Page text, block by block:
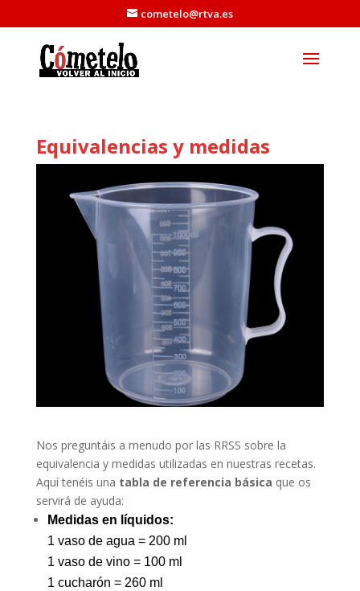
cometelo@rtva.es
Equivalencias y medidas
Nos preguntáis a menudo por las RRSS sobre la
equivalencia y medidas utilizadas en nuestras recetas.
Aquí tenéis una tabla de referencia básica que os
servirá de ayuda:
Medidas en líquidos:
1 vaso de agua = 200 ml
1 vaso de vino = 100 ml
1 cucharón = 260 ml